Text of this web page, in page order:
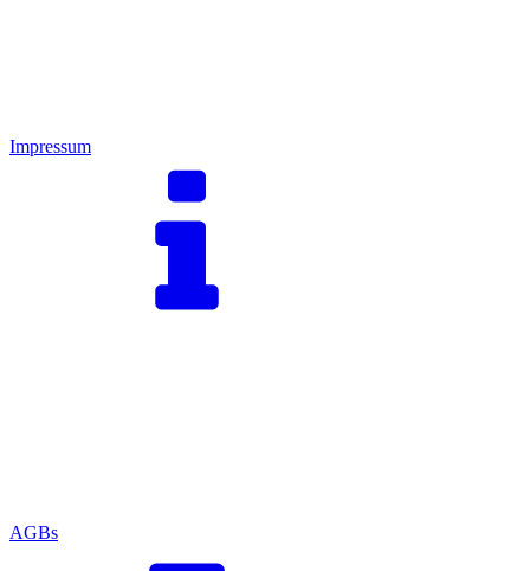
Impressum
AGBs